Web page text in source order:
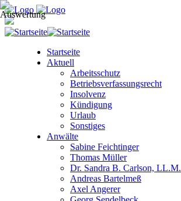
Startseite
Aktuell
Arbeitsschutz
Betriebsverfassungsrecht
Insolvenz
Kündigung
Urlaub
Sonstiges
Anwälte
Sabine Feichtinger
Thomas Müller
Dr. Sandra B. Carlson, LL.M.
Andreas Bartelmeß
Axel Angerer